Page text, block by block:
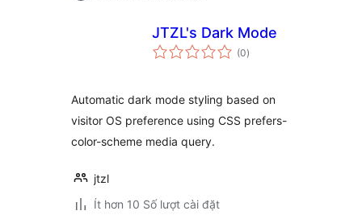
JTZL's Dark Mode
(0tổng
đánh
)
Automatic dark mode styling based on
visitor OS preference using CSS prefers-
color-scheme media query.
jtzl
Ít hơn 10 Số lượt cài đặt